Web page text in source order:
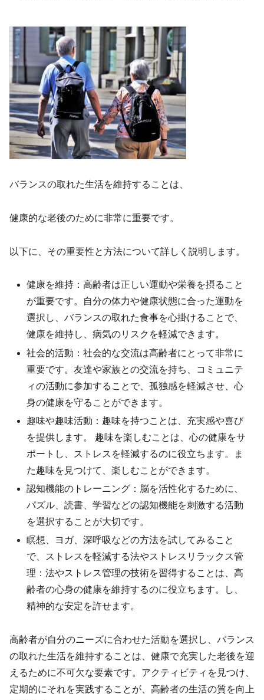
バランスの取れた生活を維持することは、
健康的な老後のために非常に重要です。
以下に、その重要性と方法について詳しく説明します。
健康を維持：高齢者は正しい運動や栄養を摂ること
が重要です。自分の体力や健康状態に合った運動を
選択し、バランスの取れた食事を心掛けることで、
健康を維持し、病気のリスクを軽減できます。
社会的活動：社会的な交流は高齢者にとって非常に
重要です。友達や家族との交流を持ち、コミュニテ
ィの活動に参加することで、孤独感を軽減させ、心
身の健康を守ることができます。
趣味や趣味活動：趣味を持つことは、充実感や喜び
を提供します。 趣味を楽しむことは、心の健康をサ
ポートし、ストレスを軽減するのに役立ちます。ま
た趣味を見つけて、楽しむことができます。
認知機能のトレーニング：脳を活性化するために、
パズル、読書、学習などの認知機能を刺激する活動
を選択することが大切です。
瞑想、ヨガ、深呼吸などの方法を試してみること
で、ストレスを軽減する法やストレスリラックス管
理：法やストレス管理の技術を習得することは、高
齢者の心身の健康を維持するのに役立ちます。し、
精神的な安定を許せます。
高齢者が自分のニーズに合わせた活動を選択し、バランス
の取れた生活を維持することは、健康で充実した老後を迎
えるために不可欠な要素です。アクティビティを見つけ、
定期的にそれを実践することが、高齢者の生活の質を向上